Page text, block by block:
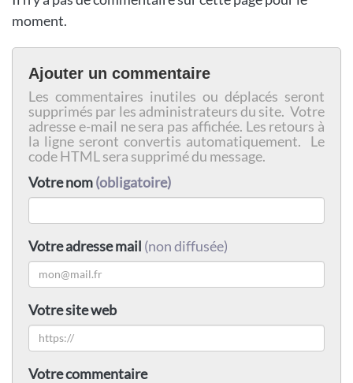
moment.
Ajouter un commentaire
Les commentaires inutiles ou déplacés seront
supprimés par les administrateurs du site. Votre
adresse e-mail ne sera pas affichée. Les retours à
la ligne seront convertis automatiquement. Le
code HTML sera supprimé du message.
Votre nom(obligatoire)
Votre adresse mail (non diffusée)
Votre site web
Votre commentaire